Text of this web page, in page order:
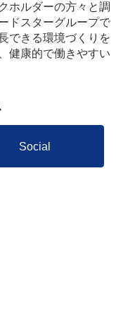
ホルダーの方々と調
ドスターグループで
できる環境づくりを
健康的で働きやすい
Social